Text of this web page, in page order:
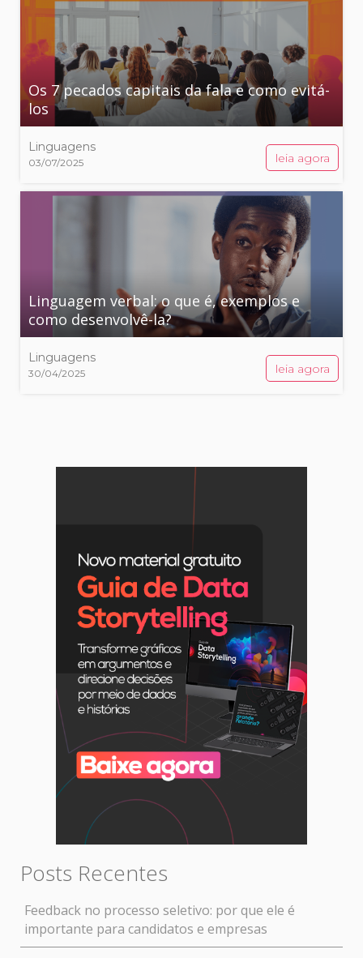
Os 7 pecados capitais da fala e como evitá-
los
Linguagens
03/07/2025 leia agora
Linguagem verbal: o que é, exemplos e
como desenvolvê-la?
Linguagens
30/04/2025 leia agora
Posts Recentes
Feedback no processo seletivo: por que ele é
importante para candidatos e empresas